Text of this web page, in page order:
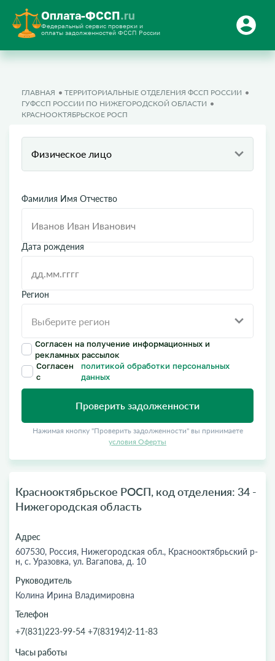
Оплата-ФССП.ru
Федеральный сервис проверки и
оплаты задолженностей ФССП России
ГЛАВНАЯ
ТЕРРИТОРИАЛЬНЫЕ ОТДЕЛЕНИЯ ФССП РОССИИ
ГУФССП РОССИИ ПО НИЖЕГОРОДСКОЙ ОБЛАСТИ
КРАСНООКТЯБРЬСКОЕ РОСП
Физическое лицо
Фамилия Имя Отчество
Дата рождения
Регион
Согласен на получение информационных и
рекламных рассылок
Согласен
с
политикой обработки персональных
данных
Проверить задолженности
Нажимая кнопку "Проверить задолженности" вы принимаете
условия Оферты
Краснооктябрьское РОСП, код отделения: 34 -
Нижегородская область
Адрес
607530, Россия, Нижегородская обл., Краснооктябрьский р-
н, с. Уразовка, ул. Вагапова, д. 10
Руководитель
Колина Ирина Владимировна
Телефон
+7(831)223-99-54 +7(83194)2-11-83
Часы работы